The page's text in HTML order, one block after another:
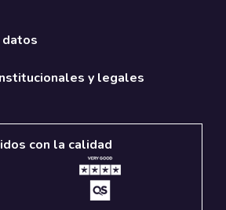
y legales
con la calidad